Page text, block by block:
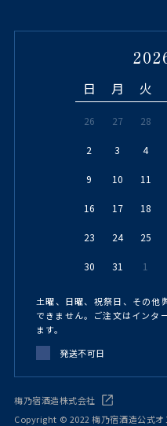
日 月 火
26 27 28
2 3 4
9 10 11
16 17 18
23 24 25
30 31 1
土曜、日曜、祝祭日、その他
できません。ご注文はインタ
ます。
発送不可日
梅乃宿酒造株式会社
Copyright © 2022 梅乃宿酒造公式オ